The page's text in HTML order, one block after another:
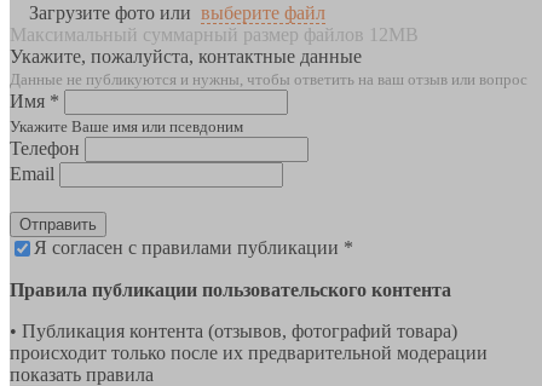
Загрузите фото или выберите файл
Максимальный суммарный размер файлов 12MB
Укажите, пожалуйста, контактные данные
Данные не публикуются и нужны, чтобы ответить на ваш отзыв или вопрос
Имя *
Укажите Ваше имя или псевдоним
Телефон
Email
Отправить
Я согласен с правилами публикации *
Правила публикации пользовательского контента
• Публикация контента (отзывов, фотографий товара)
происходит только после их предварительной модерации
показать правила